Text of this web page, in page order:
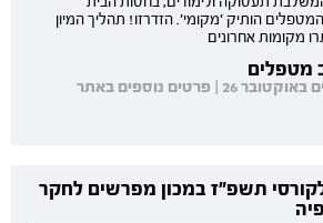
הותיק 'מקומי'. הזדרזו! תהליך המיון
מקומות אחרונים
מטפלים
תחילת העסקה ולימודים באוקטובר 26 | פרטים נוספים באתר
תשפ"ז במכון מפרשים לחקר